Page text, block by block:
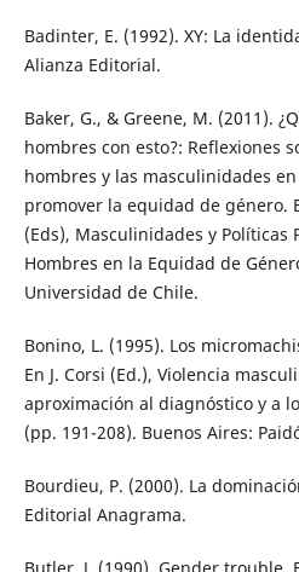
Badinter, E. (1992). XY: La
Alianza Editorial.
Baker, G., & Greene, M. (2011).
hombres con esto?: Reflexiones
hombres y las masculinidades
promover la equidad de género.
(Eds), Masculinidades y Políticas
Hombres en la Equidad de
Universidad de Chile.
Bonino, L. (1995). Los
En J. Corsi (Ed.), Violencia
aproximación al diagnóstico y a
(pp. 191-208). Buenos Aires:
Bourdieu, P. (2000). La
Editorial Anagrama.